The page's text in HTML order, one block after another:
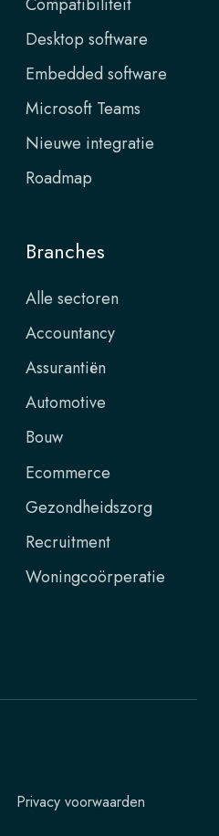
Desktop software
Embedded software
Microsoft Teams
Nieuwe integratie
Roadmap
Branches
Alle sectoren
Accountancy
Assurantiën
Automotive
Bouw
Ecommerce
Gezondheidszorg
Recruitment
Woningcoörperatie
Privacy voorwaarden